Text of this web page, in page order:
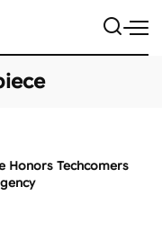
Honors Techcomers